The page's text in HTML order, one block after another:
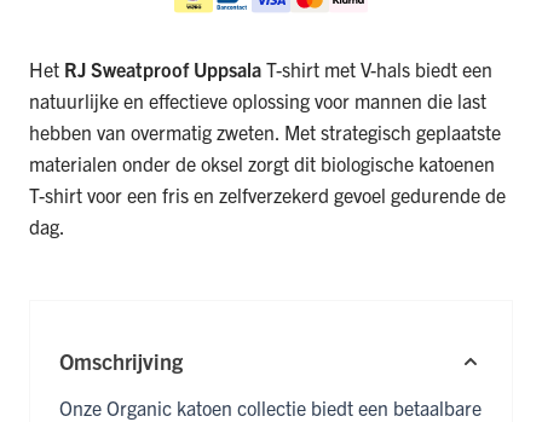
Het RJ Sweatproof Uppsala T-shirt met V-hals biedt een
natuurlijke en effectieve oplossing voor mannen die last
hebben van overmatig zweten. Met strategisch geplaatste
materialen onder de oksel zorgt dit biologische katoenen
T-shirt voor een fris en zelfverzekerd gevoel gedurende de
dag.
Omschrijving
Onze Organic katoen collectie biedt een betaalbare